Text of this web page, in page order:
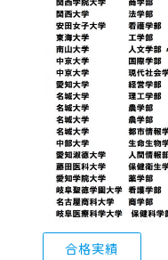
合格実績